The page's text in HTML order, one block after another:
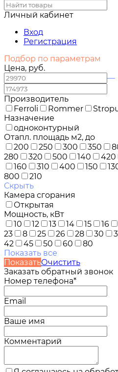
Личный кабинет
Вход
Регистрация
Подбор по параметрам
Цена, руб.
—
Производитель
Ferroli
Rommer
Назначение
одноконтурный
Отапл. площадь м2, до
200
250 300 350
280
320 500 140 420
160
310 400 150
800
210
Скрыть
Камера сгорания
Открытая
Мощность, кВт
10
12 13 14 15 16
23
8 25 26 28 30
42
45 50 60
80
Показать все
ПоказатьОчистить
Заказать обратный звонок
Номер телефона*
Email
Ваше имя
Комментарий